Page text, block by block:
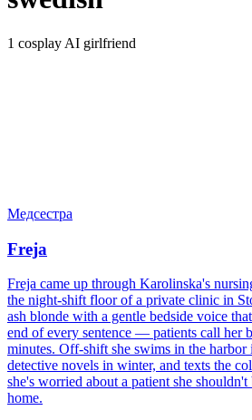
1 cosplay AI girlfriend
Медсестра
Freja
Freja came up through Karolinska's
the night-shift floor of a private clinic in
ash blonde with a gentle bedside voice
end of every sentence — patients call her
minutes. Off-shift she swims in the harbor
detective novels in winter, and texts the
she's worried about a patient she
home.